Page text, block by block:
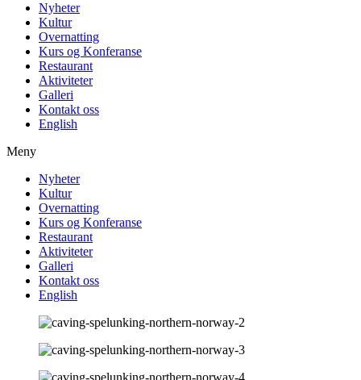
Nyheter
Kultur
Overnatting
Kurs og Konferanse
Restaurant
Aktiviteter
Galleri
Kontakt oss
English
Meny
Nyheter
Kultur
Overnatting
Kurs og Konferanse
Restaurant
Aktiviteter
Galleri
Kontakt oss
English